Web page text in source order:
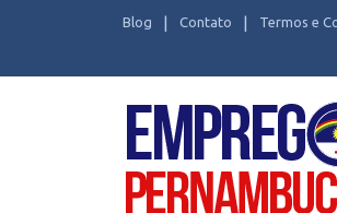
Blog Contato Termos e